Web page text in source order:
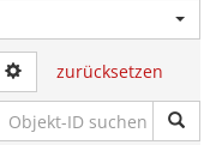
zurücksetzen